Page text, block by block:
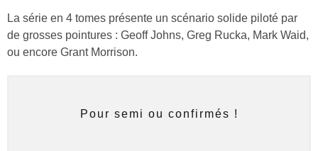
La série en 4 tomes présente un scénario solide piloté par
de grosses pointures : Geoff Johns, Greg Rucka, Mark Waid,
ou encore Grant Morrison.
Pour semi ou confirmés !